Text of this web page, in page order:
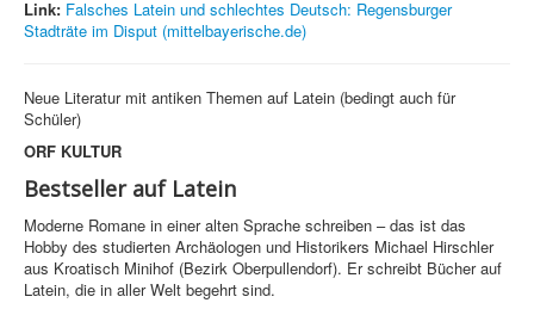
Link: Falsches Latein und schlechtes Deutsch: Regensburger
Stadträte im Disput (mittelbayerische.de)
Neue Literatur mit antiken Themen auf Latein (bedingt auch für
Schüler)
ORF KULTUR
Bestseller auf Latein
Moderne Romane in einer alten Sprache schreiben – das ist das
Hobby des studierten Archäologen und Historikers Michael Hirschler
aus Kroatisch Minihof (Bezirk Oberpullendorf). Er schreibt Bücher auf
Latein, die in aller Welt begehrt sind.